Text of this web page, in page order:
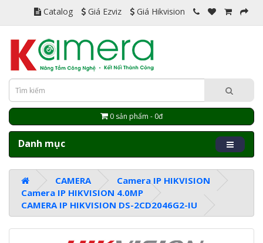
Catalog Giá Ezviz Giá Hikvision
0 sản phẩm - 0đ
Danh mục
CAMERA
Camera IP HIKVISION
Camera IP HIKVISION 4.0MP
CAMERA IP HIKVISION DS-2CD2046G2-IU